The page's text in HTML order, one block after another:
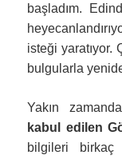
başladım.
isteği yaratıyor.
bulgularla
Yakın
kabul edilen
bilgileri birkaç